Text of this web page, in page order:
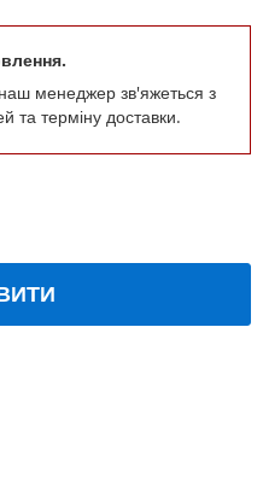
менеджер зв'яжеться з
та терміну доставки.